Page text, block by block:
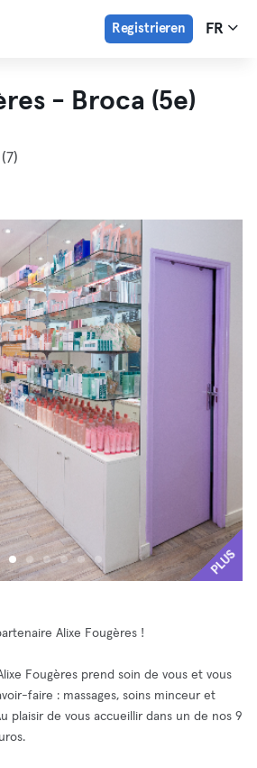
Registrieren FR
- Broca (5e)
(7)
PLUS
Alixe Fougères !
Fougères prend soin de vous et vous
faire : massages, soins minceur et
plaisir de vous accueillir dans un de nos 9